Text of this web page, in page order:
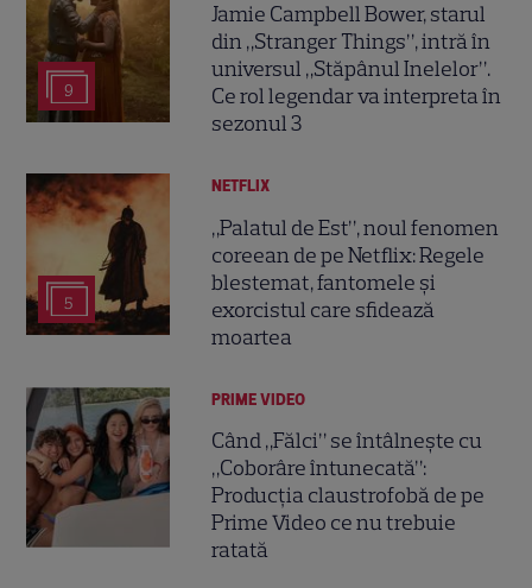
9
Jamie Campbell Bower, starul
din „Stranger Things”, intră în
universul „Stăpânul Inelelor”.
Ce rol legendar va interpreta în
sezonul 3
5
NETFLIX
„Palatul de Est”, noul fenomen
coreean de pe Netflix: Regele
blestemat, fantomele și
exorcistul care sfidează
moartea
PRIME VIDEO
Când „Fălci” se întâlnește cu
„Coborâre întunecată”:
Producția claustrofobă de pe
Prime Video ce nu trebuie
ratată